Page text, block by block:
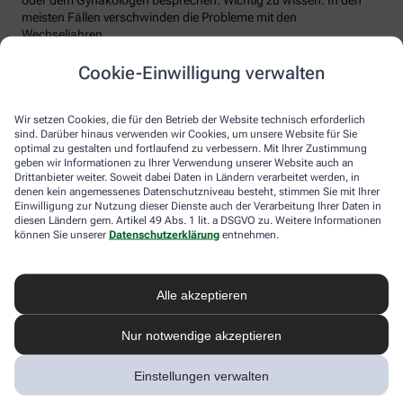
Cookie-Einwilligung verwalten
Wir setzen Cookies, die für den Betrieb der Website technisch erforderlich
sind. Darüber hinaus verwenden wir Cookies, um unsere Website für Sie
optimal zu gestalten und fortlaufend zu verbessern. Mit Ihrer Zustimmung
geben wir Informationen zu Ihrer Verwendung unserer Website auch an
Drittanbieter weiter. Soweit dabei Daten in Ländern verarbeitet werden, in
denen kein angemessenes Datenschutzniveau besteht, stimmen Sie mit Ihrer
Einwilligung zur Nutzung dieser Dienste auch der Verarbeitung Ihrer Daten in
diesen Ländern gem. Artikel 49 Abs. 1 lit. a DSGVO zu. Weitere Informationen
können Sie unserer Datenschutzerklärung entnehmen.
Alle akzeptieren
Nur notwendige akzeptieren
Einstellungen verwalten
meisten Fällen verschwinden die Probleme mit den
Wechseljahren.
Voraussetzung für eine erfolgreiche Behandlung ist allerdings
immer, dass die Endometriose auch als solche erkannt wird.
nehmen und ärztlich abklären lassen. Und sich auf keinen Fall
einreden lassen, sie seien normal.
Melden Sie sich hier an und sichern Sie
sich Ihren 10% Gutschein* für unsere
Apotheke